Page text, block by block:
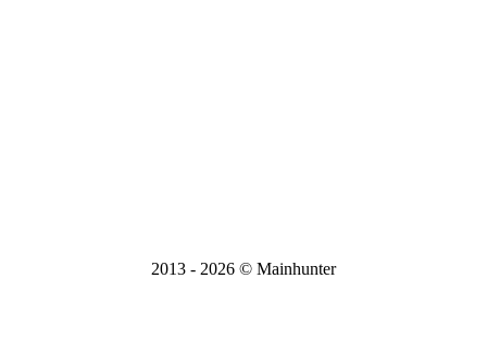
2013 - 2026 © Mainhunter